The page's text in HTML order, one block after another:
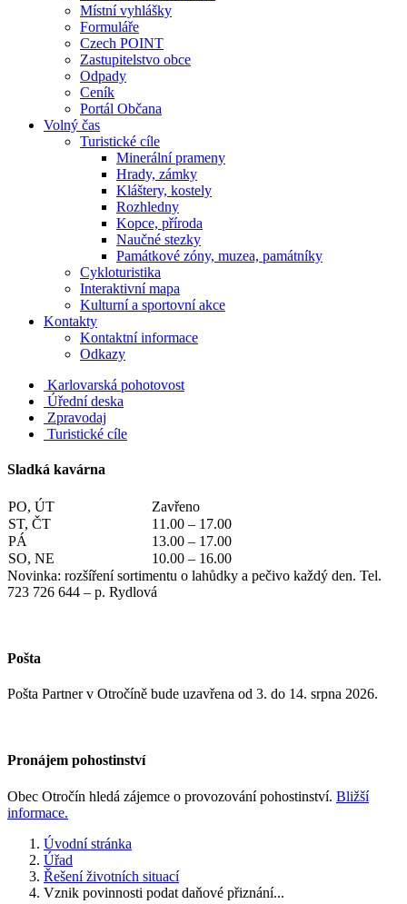
Místní vyhlášky
Formuláře
Czech POINT
Zastupitelstvo obce
Odpady
Ceník
Portál Občana
Volný čas
Turistické cíle
Minerální prameny
Hrady, zámky
Kláštery, kostely
Rozhledny
Kopce, příroda
Naučné stezky
Památkové zóny, muzea, památníky
Cykloturistika
Interaktivní mapa
Kulturní a sportovní akce
Kontakty
Kontaktní informace
Odkazy
Karlovarská pohotovost
Úřední deska
Zpravodaj
Turistické cíle
Sladká kavárna
PO, ÚT
Zavřeno
ST, ČT
11.00 – 17.00
PÁ
13.00 – 17.00
SO, NE
10.00 – 16.00
Novinka: rozšíření sortimentu o lahůdky a pečivo každý den. Tel.
723 726 644 – p. Rydlová
Pošta
Pošta Partner v Otročíně bude uzavřena od 3. do 14. srpna 2026.
Pronájem pohostinství
Obec Otročín hledá zájemce o provozování pohostinství. Bližší
informace.
Úvodní stránka
Úřad
Řešení životních situací
Vznik povinnosti podat daňové přiznání...